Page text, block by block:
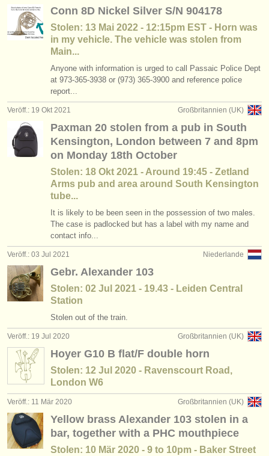
Conn 8D Nickel Silver S/N 904178
Stolen: 13 Mai 2022 - 12:15pm EST - Horn was
in my vehicle. The vehicle was stolen from
Main...
Anyone with information is urged to call Passaic Police Dept
at 973-365-3938 or (973) 365-3900 and reference police
report...
Großbritannien (UK)
Veröff.: 19 Okt 2021
Paxman 20 stolen from a pub in South
Kensington, London between 7 and 8pm
on Monday 18th October
Stolen: 18 Okt 2021 - Around 19:45 - Zetland
Arms pub and area around South Kensington
tube...
It is likely to be been seen in the possession of two males.
The case is padlocked but has a label with my name and
contact info...
Niederlande
Veröff.: 03 Jul 2021
Gebr. Alexander 103
Stolen: 02 Jul 2021 - 19.43 - Leiden Central
Station
Stolen out of the train.
Großbritannien (UK)
Veröff.: 19 Jul 2020
Hoyer G10 B flat/F double horn
Stolen: 12 Jul 2020 - Ravenscourt Road,
London W6
Großbritannien (UK)
Veröff.: 11 Mär 2020
Yellow brass Alexander 103 stolen in a
bar, together with a PHC mouthpiece
Stolen: 10 Mär 2020 - 9 to 10pm - Baker Street